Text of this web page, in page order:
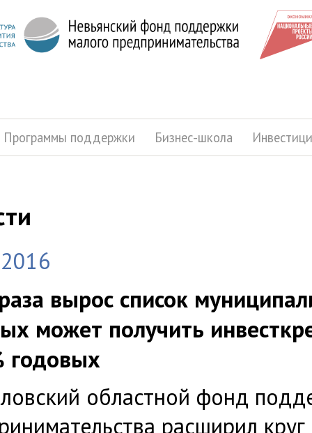
Программы поддержки Бизнес-школа
вырос список
может получить
годовых
областной фонд
расширил